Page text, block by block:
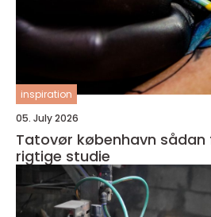
inspiration
05. July 2026
Tatovør københavn sådan finder du det
rigtige studie